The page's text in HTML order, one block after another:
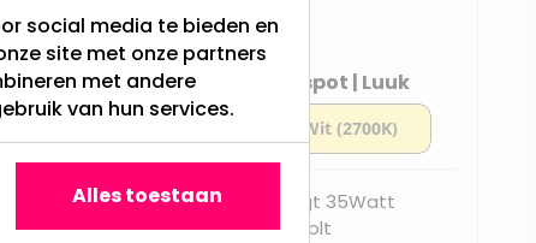
LED inbouwspot | Luuk
3 Watt - Vervangt 35Watt
Dimbaar en 230Volt
social media te bieden en
site met onze partners
met andere
van hun services.
Alles toestaan